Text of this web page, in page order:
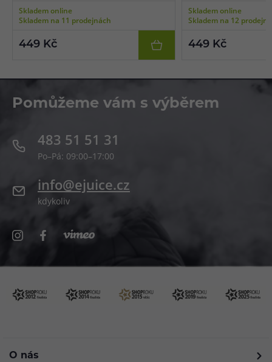
regulace air-flow, inteligentní detekce
odporu, převratná technologie Multi Ohm,
3.0, dlouhá životnost cartridgí, inovativní
Skladem online
Skladem na 11 prodejnách
449 Kč
regulace air-flow,
odporu, převratná
3.0, dlouhá životnost
Skladem online
Skladem na 12
449 Kč
Pomůžeme vám s výběrem
483 51 51 31
Po–Pá: 09:00–17:00
info@ejuice.cz
kdykoliv
O nás